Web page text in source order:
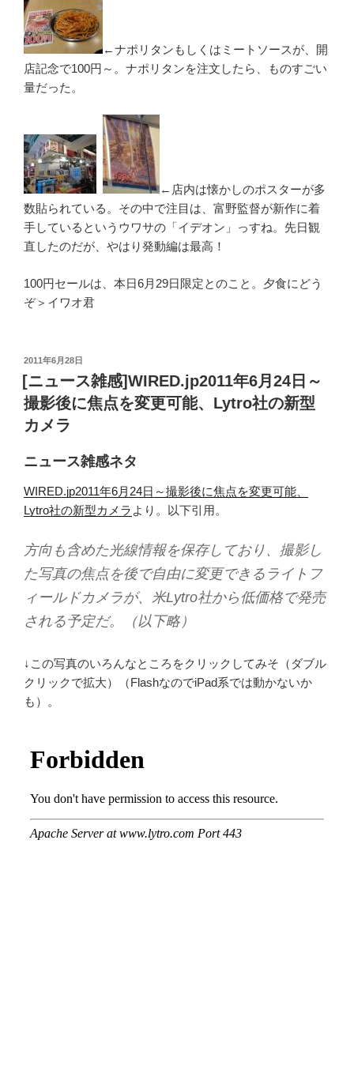
←ナポリタンもしくはミートソースが、開
店記念で100円～。ナポリタンを注文したら、ものすごい
量だった。
←店内は懐かしのポスターが多
数貼られている。その中で注目は、富野監督が新作に着
手しているというウワサの「イデオン」っすね。先日観
直したのだが、やはり発動編は最高！
100円セールは、本日6月29日限定とのこと。夕食にどう
ぞ＞イワオ君
投
稿
日:
2011年6月28日
[ニュース雑感]WIRED.jp2011年6月24日～
撮影後に焦点を変更可能、Lytro社の新型
カメラ
ニュース雑感ネタ
WIRED.jp2011年6月24日～撮影後に焦点を変更可能、
Lytro社の新型カメラ より。以下引用。
方向も含めた光線情報を保存しており、撮影し
た写真の焦点を後で自由に変更できるライトフ
ィールドカメラが、米Lytro社から低価格で発売
される予定だ。（以下略）
↓この写真のいろんなところをクリックしてみそ（ダブル
クリックで拡大）（FlashなのでiPad系では動かないか
も）。